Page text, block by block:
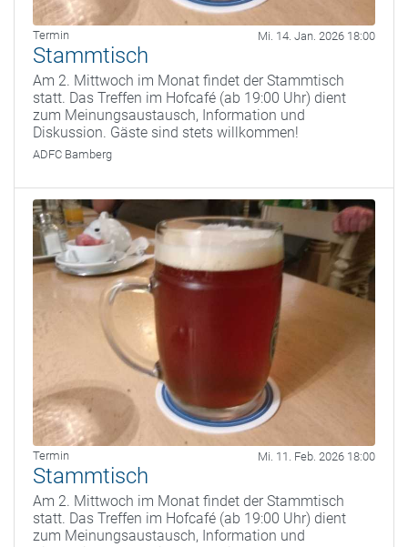
Termin Mi. 14. Jan. 2026 18:00
Stammtisch
Am 2. Mittwoch im Monat findet der Stammtisch
statt. Das Treffen im Hofcafé (ab 19:00 Uhr) dient
zum Meinungsaustausch, Information und
Diskussion. Gäste sind stets willkommen!
ADFC Bamberg
Termin Mi. 11. Feb. 2026 18:00
Stammtisch
Am 2. Mittwoch im Monat findet der Stammtisch
statt. Das Treffen im Hofcafé (ab 19:00 Uhr) dient
zum Meinungsaustausch, Information und